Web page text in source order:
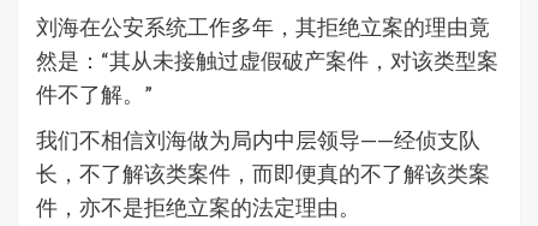
刘海在公安系统工作多年，其拒绝立案的理由竟
然是：“其从未接触过虚假破产案件，对该类型案
件不了解。”
我们不相信刘海做为局内中层领导——经侦支队
长，不了解该类案件，而即便真的不了解该类案
件，亦不是拒绝立案的法定理由。